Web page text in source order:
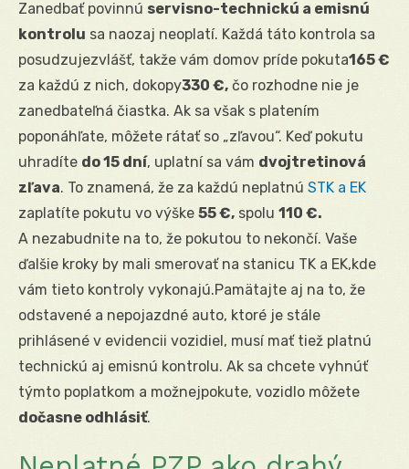
Zanedbať povinnú servisno-technickú a emisnú
kontrolu sa naozaj neoplatí. Každá táto kontrola sa
posudzujezvlášť, takže vám domov príde pokuta165 €
za každú z nich, dokopy330 €, čo rozhodne nie je
zanedbateľná čiastka. Ak sa však s platením
poponáhľate, môžete rátať so „zľavou“. Keď pokutu
uhradíte do 15 dní, uplatní sa vám dvojtretinová
zľava. To znamená, že za každú neplatnú STK a EK
zaplatíte pokutu vo výške 55 €, spolu 110 €.
A nezabudnite na to, že pokutou to nekončí. Vaše
ďalšie kroky by mali smerovať na stanicu TK a EK,kde
vám tieto kontroly vykonajú.Pamätajte aj na to, že
odstavené a nepojazdné auto, ktoré je stále
prihlásené v evidencii vozidiel, musí mať tiež platnú
technickú aj emisnú kontrolu. Ak sa chcete vyhnúť
týmto poplatkom a možnejpokute, vozidlo môžete
dočasne odhlásiť.